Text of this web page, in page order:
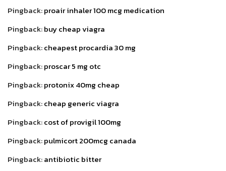
Pingback:proair inhaler 100 mcg medication
Pingback:buy cheap viagra
Pingback:cheapest procardia 30 mg
Pingback:proscar 5 mg otc
Pingback:protonix 40mg cheap
Pingback:cheap generic viagra
Pingback:cost of provigil 100mg
Pingback:pulmicort 200mcg canada
Pingback:antibiotic bitter